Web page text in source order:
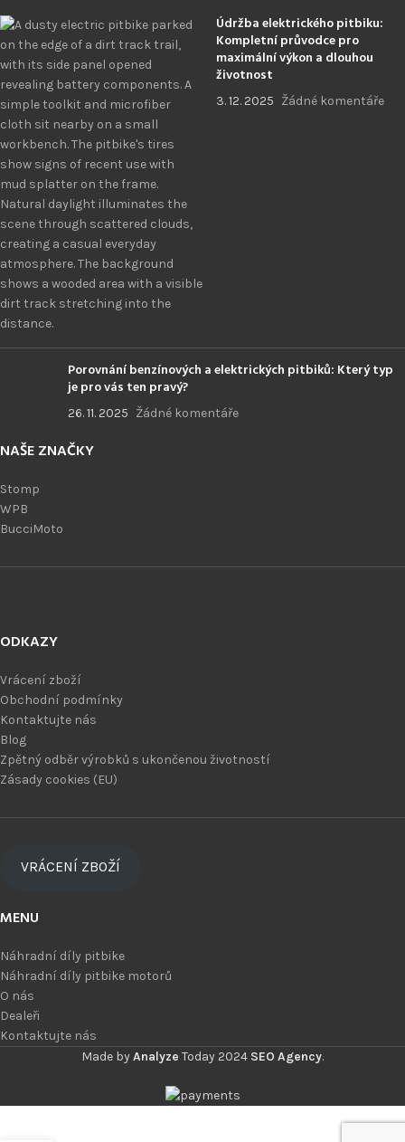
Údržba elektrického pitbiku:
Kompletní průvodce pro
maximální výkon a dlouhou
životnost
3. 12. 2025 Žádné komentáře
Porovnání benzínových a elektrických pitbiků: Který typ
je pro vás ten pravý?
26. 11. 2025 Žádné komentáře
NAŠE ZNAČKY
Stomp
WPB
BucciMoto
ODKAZY
Vrácení zboží
Obchodní podmínky
Kontaktujte nás
Blog
Zpětný odběr výrobků s ukončenou životností
Zásady cookies (EU)
VRÁCENÍ ZBOŽÍ
MENU
Náhradní díly pitbike
Náhradní díly pitbike motorů
O nás
Dealeři
Kontaktujte nás
Made byAnalyze Today 2024 SEO Agency.